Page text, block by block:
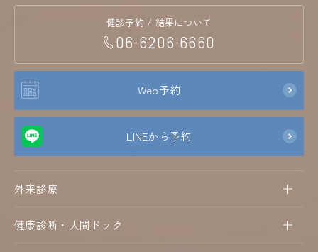
健診予約 / 結果について
06-6206-6660
Web予約
LINEから予約
外来診療
健康診断・人間ドック